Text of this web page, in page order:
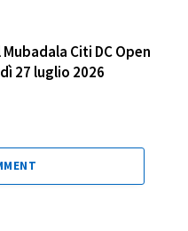
Citi DC Open
27 luglio 2026